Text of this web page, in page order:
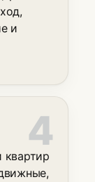
и
квартир